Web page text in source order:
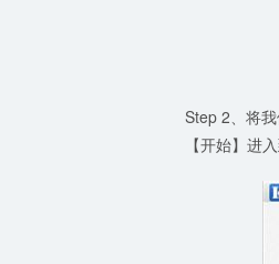
Step 2、将
【开始】进